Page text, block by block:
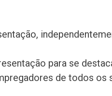
para se
de todos os